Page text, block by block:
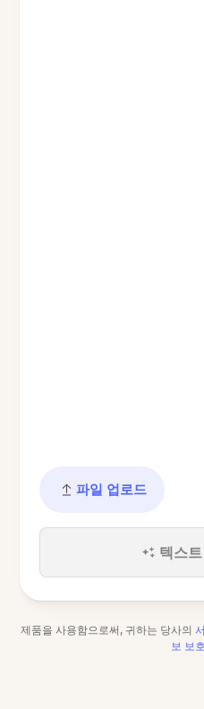
파일 업로드
텍스
제품을 사용함으로써, 귀하는 당사의
보 보